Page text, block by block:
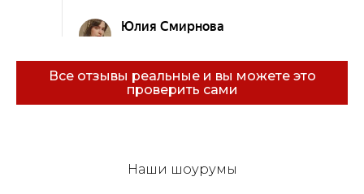
Все отзывы реальные и вы можете это
проверить сами
Наши шоурумы